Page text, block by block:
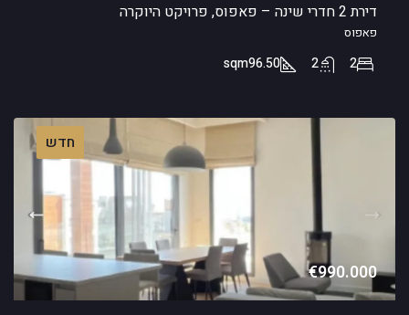
דירת 2 חדרי שינה – פאפוס, פרויקט היוקרה
פאפוס
2
2
96.50
sqm
חדש
€990.000